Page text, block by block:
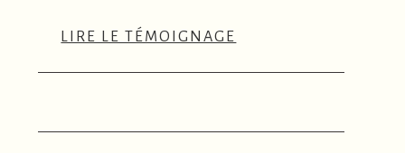
LIRE LE TÉMOIGNAGE